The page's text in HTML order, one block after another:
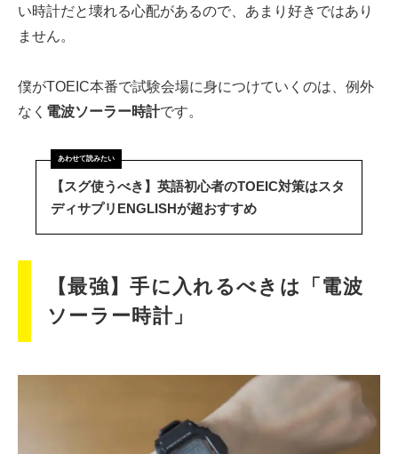
い時計だと壊れる心配があるので、あまり好きではあり
ません。
僕がTOEIC本番で試験会場に身につけていくのは、例外
なく 電波ソーラー時計です。
【スグ使うべき】英語初心者のTOEIC対策はスタ
ディサプリENGLISHが超おすすめ
【最強】手に入れるべきは「電波
ソーラー時計」